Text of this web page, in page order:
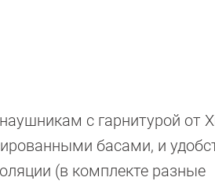
с гарнитурой от
басами, и
(в комплекте разные